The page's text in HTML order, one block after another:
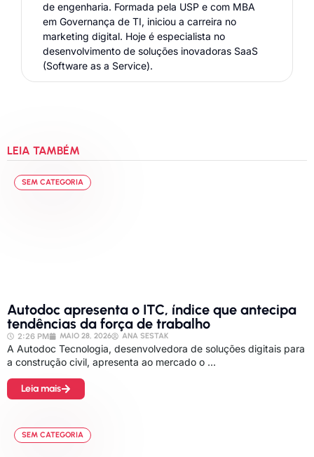
de engenharia. Formada pela USP e com MBA
em Governança de TI, iniciou a carreira no
marketing digital. Hoje é especialista no
desenvolvimento de soluções inovadoras SaaS
(Software as a Service).
LEIA TAMBÉM
SEM CATEGORIA
Autodoc apresenta o ITC, índice que antecipa
tendências da força de trabalho
2:26 PM MAIO 28, 2026 ANA SESTAK
A Autodoc Tecnologia, desenvolvedora de soluções digitais para
a construção civil, apresenta ao mercado o ...
Leia mais
SEM CATEGORIA